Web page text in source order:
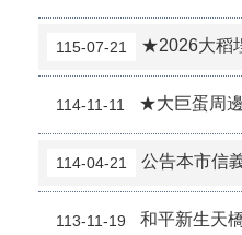
路口應停讓行人
115-07-21 ★2026大稻埕夏日節周
114-11-11 ★大巨蛋周邊-公有停車
114-04-21 公告本市信義區虎林街（虎林街119巷至
113-11-19 和平新生天